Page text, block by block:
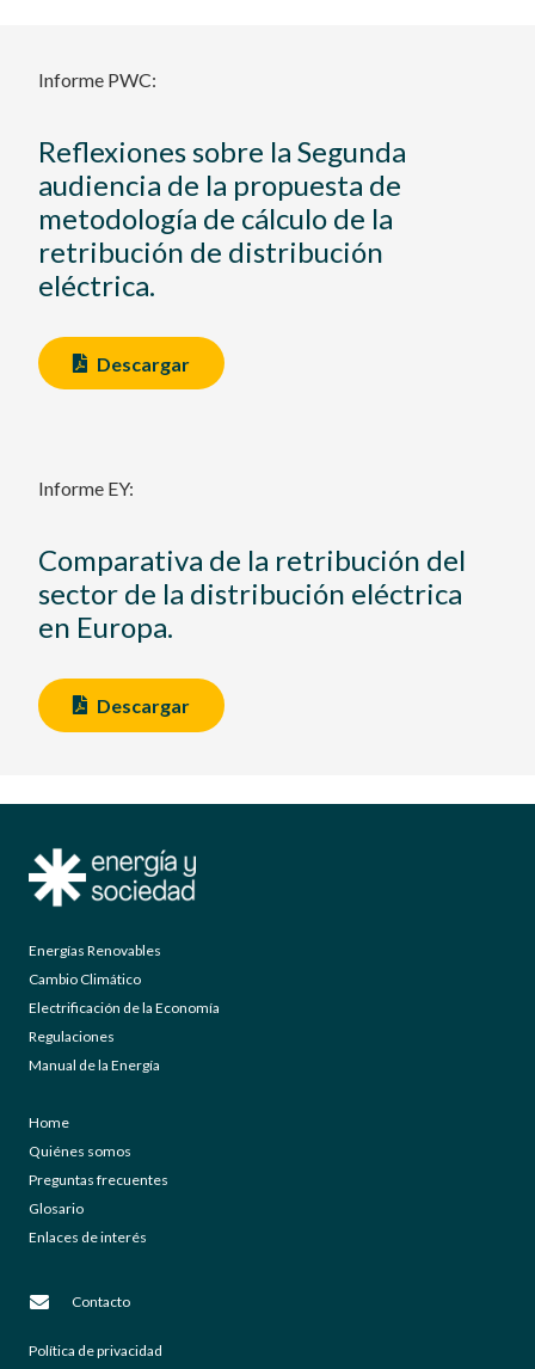
Informe PWC:
Reflexiones sobre la Segunda
audiencia de la propuesta de
metodología de cálculo de la
retribución de distribución
eléctrica.
Descargar
Informe EY:
Comparativa de la retribución del
sector de la distribución eléctrica
en Europa.
Descargar
Energías Renovables
Cambio Climático
Electrificación de la Economía
Regulaciones
Manual de la Energía
Home
Quiénes somos
Preguntas frecuentes
Glosario
Enlaces de interés
Contacto
Política de privacidad